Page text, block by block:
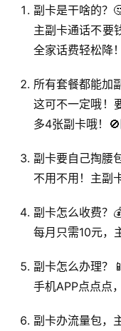
副卡是干啥的？
主副卡通话不要
全家话费轻松降
所有套餐都能加
这可不一定哦！
多4张副卡哦！
副卡要自己掏腰
不用不用！主副
副卡怎么收费？
每月只需10元，
副卡怎么办理？📱
手机APP点点点
副卡办流量包，